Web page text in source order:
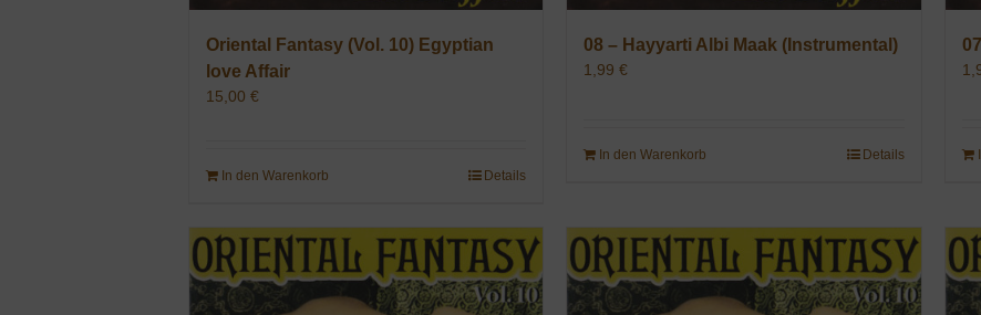
Oriental Fantasy (Vol. 10) Egyptian
love Affair
15,00 €
In den Warenkorb Details
08 – Hayyarti Albi Maak (Instrumental)
1,99€
In den Warenkorb Details